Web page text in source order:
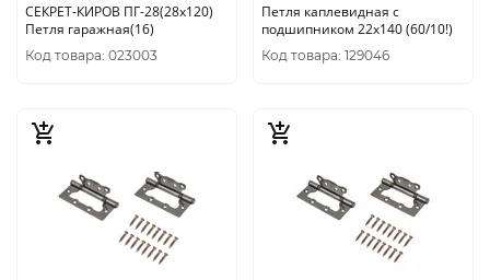
СЕКРЕТ-КИРОВ ПГ-28(28х120)
Петля гаражная(16)
Код товара: 023003
Петля каплевидная с
подшипником 22х140 (60/10!)
Код товара: 129046